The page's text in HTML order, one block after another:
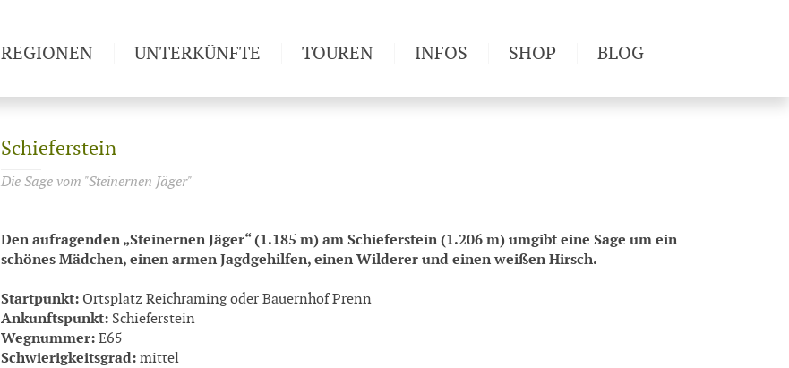
Schieferstein
Die Sage vom "Steinernen Jäger"
Den aufragenden „Steinernen Jäger“ (1.185 m) am Schieferstein (1.206 m) umgibt eine Sage um ein
schönes Mädchen, einen armen Jagdgehilfen, einen Wilderer und einen weißen Hirsch.
Startpunkt: Ortsplatz Reichraming oder Bauernhof Prenn
Ankunftspunkt: Schieferstein
Wegnummer: E65
Schwierigkeitsgrad: mittel
REGIONEN UNTERKÜNFTE TOUREN INFOS
Newsletter
SHOP BLOG